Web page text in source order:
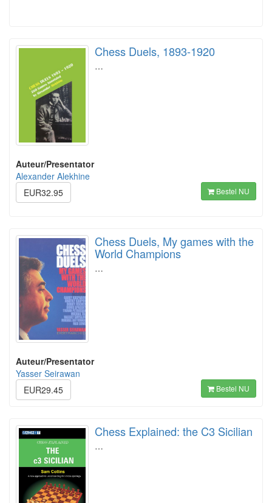
Chess Duels, 1893-1920
…
Auteur/Presentator
Alexander Alekhine
EUR32.95
Bestel NU
Chess Duels, My games with the
World Champions
…
Auteur/Presentator
Yasser Seirawan
EUR29.45
Bestel NU
Chess Explained: the C3 Sicilian
…